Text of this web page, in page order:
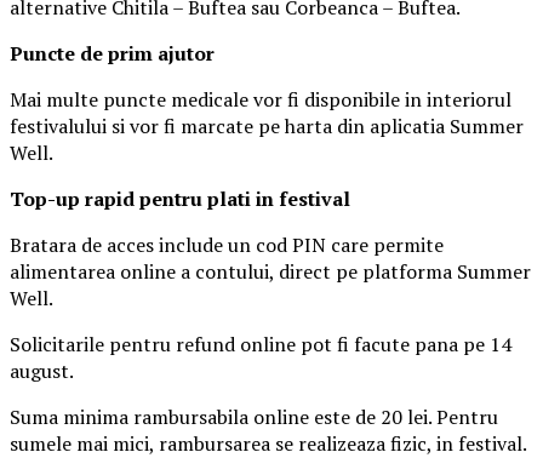
alternative Chitila – Buftea sau Corbeanca – Buftea.
Puncte de prim ajutor
Mai multe puncte medicale vor fi disponibile in interiorul
festivalului si vor fi marcate pe harta din aplicatia Summer
Well.
Top-up rapid pentru plati in festival
Bratara de acces include un cod PIN care permite
alimentarea online a contului, direct pe platforma Summer
Well.
Solicitarile pentru refund online pot fi facute pana pe 14
august.
Suma minima rambursabila online este de 20 lei. Pentru
sumele mai mici, rambursarea se realizeaza fizic, in festival.